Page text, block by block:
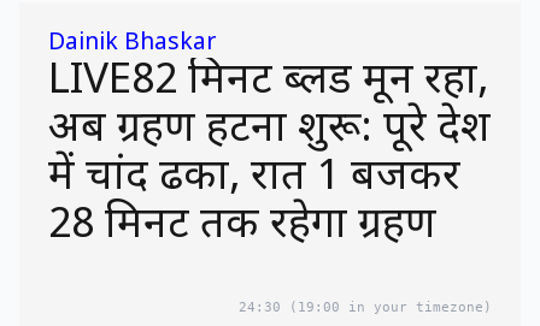
Dainik Bhaskar
LIVE82 मिनट ब्लड मून रहा,
अब ग्रहण हटना शुरू: पूरे देश
में चांद ढका, रात 1 बजकर
28 मिनट तक रहेगा ग्रहण
24:30 (19:00 in your timezone)